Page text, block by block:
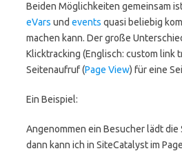
Beiden Möglichkeiten gemeinsam
eVars und events quasi beliebig
machen kann. Der große
Klicktracking (Englisch: custom link
Seitenaufruf (Page View) für eine
Ein Beispiel:
Angenommen ein Besucher lädt die
dann kann ich in SiteCatalyst im